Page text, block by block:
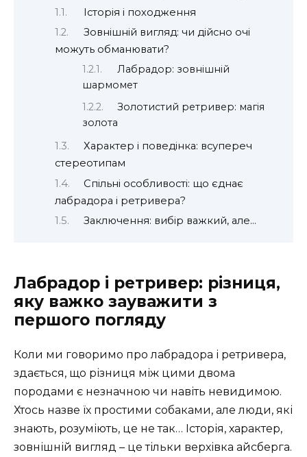
Історія і походження
Зовнішній вигляд: чи дійсно очі
можуть обманювати?
Лабрадор: зовнішній
шармомет
Золотистий ретривер: магія
золота
Характер і поведінка: всупереч
стереотипам
Спільні особливості: що єднає
лабрадора і ретривера?
Заключення: вибір важкий, але…
Лабрадор і ретривер: різниця,
яку важко зауважити з
першого погляду
Коли ми говоримо про лабрадора і ретривера,
здається, що різниця між цими двома
породами є незначною чи навіть невидимою.
Хтось назве їх простими собаками, але люди, які
знають, розуміють, це не так… Історія, характер,
зовнішній вигляд – це тільки верхівка айсберга.